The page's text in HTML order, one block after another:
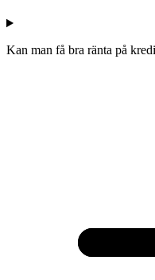
Kan man få bra ränta på